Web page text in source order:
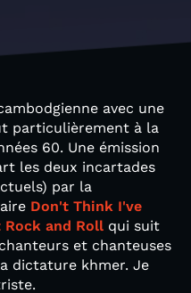
avec une
particulièrement à la
60. Une émission
les deux incartades
par la
Don't Think I've
and Roll qui suit
et chanteuses
dictature khmer. Je